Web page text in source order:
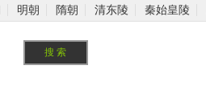
明朝 隋朝 清东陵 秦始皇陵